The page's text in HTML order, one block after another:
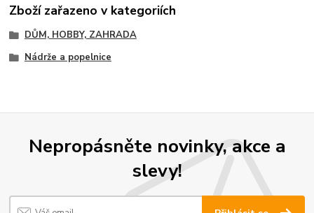
Zboží zařazeno v kategoriích
DŮM, HOBBY, ZAHRADA
Nádrže a popelnice
Nepropásněte novinky, akce a
slevy!